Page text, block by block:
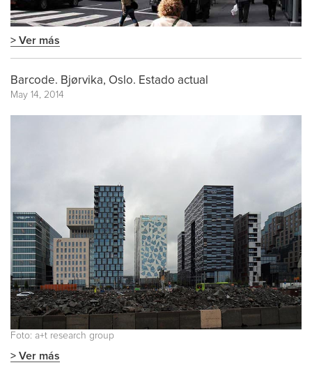
> Ver más
Barcode. Bjørvika, Oslo. Estado actual
May 14, 2014
Foto: a+t research group
> Ver más